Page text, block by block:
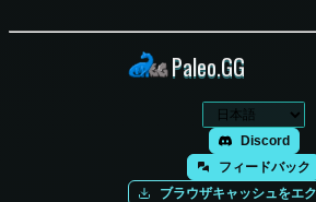
Paleo.GG
Discord
フィードバック
ブラウザキャッシュをエ